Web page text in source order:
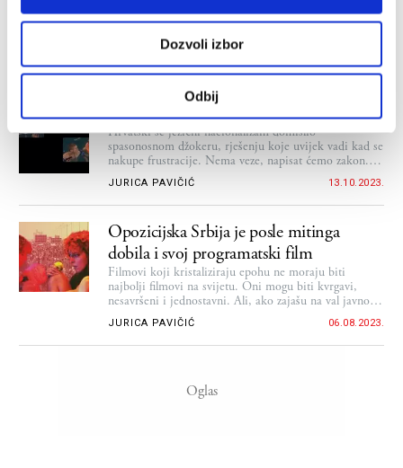
Dozvoli izbor
Odbij
Ovaj se film savršeno uklapa u eru kad su mladi
režiseri ritualno ubijali svoje očeve – iste one očeve
koji će, eto, politički spektakularno uskrsnuti. Samo
dekapitiran nije otac
JURICA PAVIČIĆ 01.11.2023.
Od tuđmanolekta do kaj-ča-što
Hrvatski se jezični nacionalizam domislio
spasonosnom džokeru, rješenju koje uvijek vadi kad se
nakupe frustracije. Nema veze, napisat ćemo zakon.
Zakon o jeziku. Hrvatskom jeziku, naravno. Jednom
kad budemo imali taj zakon, svi će problemi biti
riješeni i vratit ćemo se u stanje djevičanske čistoće
JURICA PAVIČIĆ 13.10.2023.
Opozicijska Srbija je posle mitinga
dobila i svoj programatski film
Filmovi koji kristaliziraju epohu ne moraju biti
najbolji filmovi na svijetu. Oni mogu biti kvrgavi,
nesavršeni i jednostavni. Ali, ako zajašu na val javnog
osjećanja onda postaju važni. Jedan takav nesavršeni,
ali važni film iz Srbije gledao sam ovog jula u Puli na
70. pulskom filmskom festivalu
JURICA PAVIČIĆ 06.08.2023.